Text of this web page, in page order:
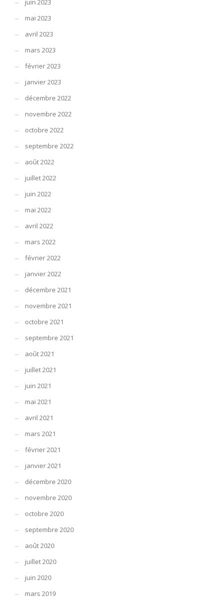
juin 2023
mai 2023
avril 2023
mars 2023
février 2023
janvier 2023
décembre 2022
novembre 2022
octobre 2022
septembre 2022
août 2022
juillet 2022
juin 2022
mai 2022
avril 2022
mars 2022
février 2022
janvier 2022
décembre 2021
novembre 2021
octobre 2021
septembre 2021
août 2021
juillet 2021
juin 2021
mai 2021
avril 2021
mars 2021
février 2021
janvier 2021
décembre 2020
novembre 2020
octobre 2020
septembre 2020
août 2020
juillet 2020
juin 2020
mars 2019